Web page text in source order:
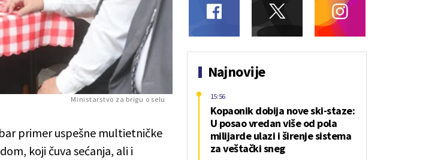
Ministarstvo za brigu o selu
primer uspešne multietničke
koji čuva sećanja, ali i
Najnovije
Kopaonik dobija nove ski-staze:
U posao vredan više od pola
milijarde ulazi i širenje sistema
za veštački sneg
15:56